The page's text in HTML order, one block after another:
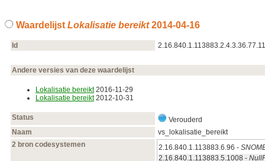
Waardelijst Lokalisatie bereikt2014‑04‑16
Id
Andere versies van deze waardelijst
Lokalisatie bereikt2016‑11‑29
Lokalisatie bereikt2012‑10‑31
Status
Verouderd
Naam
vs_lokalisatie_bereikt
2 bron codesystemen
2.16.840.1.113883.6.96 -
2.16.840.1.113883.5.1008 -